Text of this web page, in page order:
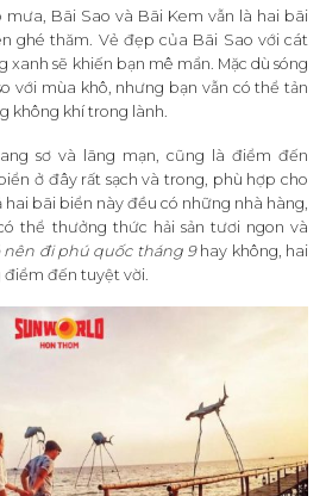
Bãi Sao và Bãi Kem vẫn là hai bãi
ghé thăm. Vẻ đẹp của Bãi Sao với cát
sẽ khiến bạn mê mẩn. Mặc dù sóng
với mùa khô, nhưng bạn vẫn có thể tản
không khí trong lành.
sơ và lãng mạn, cũng là điểm đến
ở đây rất sạch và trong, phù hợp cho
bãi biển này đều có những nhà hàng,
thể thưởng thức hải sản tươi ngon và
nên đi phú quốc tháng 9hay không, hai
đến tuyệt vời.